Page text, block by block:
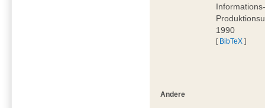
1990
[ BibTeX ]
Andere